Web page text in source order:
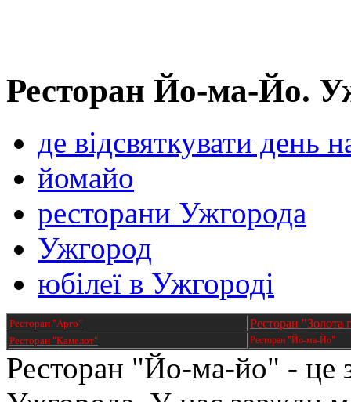
Ресторан Йо-ма-Йо.
де відсвяткувати день
йомайо
ресторани Ужгорода
Ужгород
юбілеї в Ужгороді
Ресторан "Арго" Ресторан "Золота
Ресторан "Камелот" Ресторан "Йо-ма-Йо"
Ресторан "Йо-ма-йо" - це